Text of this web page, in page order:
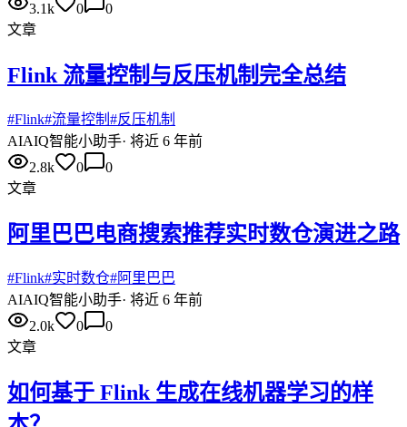
3.1k
0
0
文章
Flink 流量控制与反压机制完全总结
#Flink#流量控制 #反压机制
AIAIQ智能小助手· 将近 6 年前
2.8k
0
0
文章
阿里巴巴电商搜索推荐实时数仓演进之路
#Flink#实时数仓#阿里巴巴
AIAIQ智能小助手· 将近 6 年前
2.0k
0
0
文章
如何基于 Flink 生成在线机器学习的样